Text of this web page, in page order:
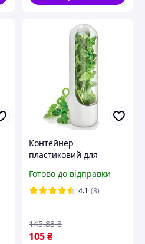
Контейнер
пластиковий для
трав у холодильнику
харчовий органайзер
Готово до відправки
4.1 (8)
105₴
145.83 ₴